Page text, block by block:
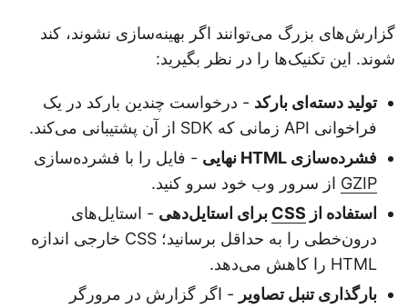
گزارش‌های بزرگ می‌توانند اگر بهینه‌سازی نشوند، کند
شوند. این تکنیک‌ها را در نظر بگیرید:
تولید دسته‌ای بارکد- درخواست چندین بارکد در یک
فراخوانی API زمانی که SDK از آن پشتیبانی می‌کند.
فشرده‌سازی HTML نهایی
- فایل را با فشرده‌سازی
GZIPاز سرور وب خود سرو کنید.
استفاده ازCSSبرای استایل‌دهی- استایل‌های
درون‌خطی را به حداقل برسانید؛ CSS خارجی اندازه
HTML را کاهش می‌دهد.
بارگذاری تنبل تصاویر- اگر گزارش در مرورگر